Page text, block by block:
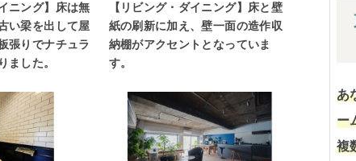
ニング】床は無
い梁を出して屋
張りでナチュラ
ました。
【リビング・ダイニング】床と壁
紙の刷新に加え、壁一面の造作収
納棚がアクセントとなっていま
す。
あ
ー
複